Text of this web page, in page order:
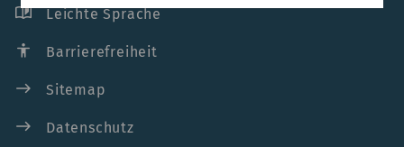
auto_stories Leichte Sprache
accessibility Barrierefreiheit
east Sitemap
east Datenschutz